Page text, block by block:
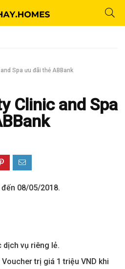
Spa ưu đãi thẻ ABBank
Clinic and Spa
08/05/2018.
dịch vụ riêng lẻ.
trị giá 1 triệu VND khi